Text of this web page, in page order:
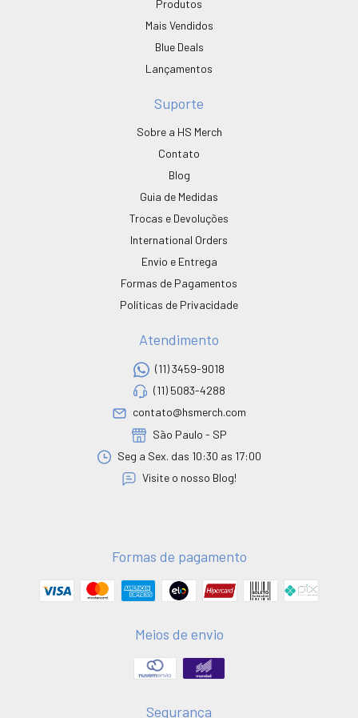
Produtos
Mais Vendidos
Blue Deals
Lançamentos
Suporte
Sobre a HS Merch
Contato
Blog
Guia de Medidas
Trocas e Devoluções
International Orders
Envio e Entrega
Formas de Pagamentos
Políticas de Privacidade
Atendimento
(11) 3459-9018
(11) 5083-4288
contato@hsmerch.com
São Paulo - SP
Seg a Sex. das 10:30 as 17:00
Visite o nosso Blog!
Formas de pagamento
Meios de envio
Segurança